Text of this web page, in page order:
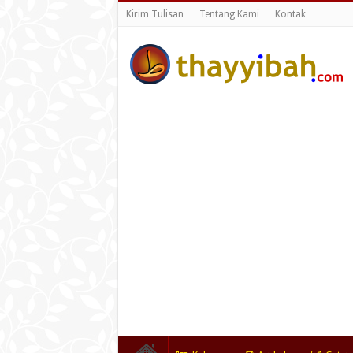
Kirim Tulisan Tentang Kami Kontak